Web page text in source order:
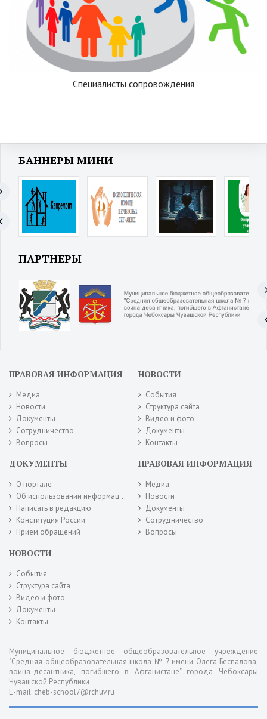
Специалисты сопровождения
БАННЕРЫ МИНИ
ПАРТНЕРЫ
ПРАВОВАЯ ИНФОРМАЦИЯ
Медиа
Новости
Документы
Сотрудничество
Вопросы
НОВОСТИ
События
Структура сайта
Видео и фото
Документы
Контакты
ДОКУМЕНТЫ
О портале
Об использовании информации сайта
Написать в редакцию
Конституция России
Приём обращений
ПРАВОВАЯ ИНФОРМАЦИЯ
Медиа
Новости
Документы
Сотрудничество
Вопросы
НОВОСТИ
События
Структура сайта
Видео и фото
Документы
Контакты
Муниципальное бюджетное общеобразовательное учреждение
"Средняя общеобразовательная школа № 7 имени Олега Беспалова,
воина-десантника, погибшего в Афганистане" города Чебоксары
Чувашской Республики
E-mail: cheb-school7@rchuv.ru